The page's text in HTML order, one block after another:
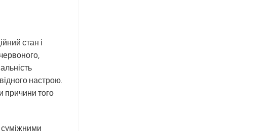
стан і
настрою.
причини того
суміжними